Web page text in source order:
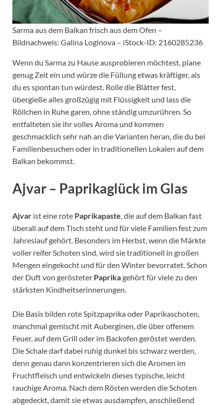
Sarma aus dem Balkan frisch aus dem Ofen –
Bildnachweis: Galina Loginova – iStock-ID: 2160285236
Wenn du Sarma zu Hause ausprobieren möchtest, plane
genug Zeit ein und würze die Füllung etwas kräftiger, als
du es spontan tun würdest. Rolle die Blätter fest,
übergieße alles großzügig mit Flüssigkeit und lass die
Röllchen in Ruhe garen, ohne ständig umzurühren. So
entfalteten sie ihr volles Aroma und kommen
geschmacklich sehr nah an die Varianten heran, die du bei
Familienbesuchen oder in traditionellen Lokalen auf dem
Balkan bekommst.
Ajvar – Paprikaglück im Glas
Ajvar ist eine rote Paprikapaste, die auf dem Balkan fast
überall auf dem Tisch steht und für viele Familien fest zum
Jahreslauf gehört. Besonders im Herbst, wenn die Märkte
voller reifer Schoten sind, wird sie traditionell in großen
Mengen eingekocht und für den Winter bevorratet. Schon
der Duft von gerösteter Paprikagehört für viele zu den
stärksten Kindheitserinnerungen.
Die Basis bilden rote Spitzpaprika oder Paprikaschoten,
manchmal gemischt mit Auberginen, die über offenem
Feuer, auf dem Grill oder im Backofen geröstet werden.
Die Schale darf dabei ruhig dunkel bis schwarz werden,
denn genau dann konzentrieren sich die Aromen im
Fruchtfleisch und entwickeln dieses typische, leicht
rauchige Aroma. Nach dem Rösten werden die Schoten
abgedeckt, damit sie etwas ausdampfen, anschließend